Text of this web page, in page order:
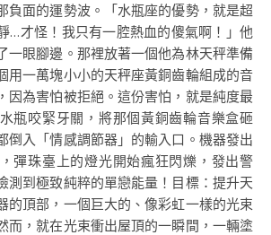
負面的運勢波。「水瓶座的優勢，就是超
…才怪！我只有一腔熱血的傻氣啊！」他
一眼腳邊。那裡放著一個他為林天秤準備
用一萬塊小小的天秤座黃銅齒輪組成的音
因為害怕被拒絕。這份害怕，就是純度最
瓶咬緊牙關，將那個黃銅齒輪音樂盒砸
倒入「情感調節器」的輸入口。機器發出
彈珠臺上的燈光開始瘋狂閃爍，發出警
測到極致純粹的單戀能量！目標：提升天
的頂部，一個巨大的、像彩虹一樣的光束
而，就在光束衝出屋頂的一瞬間，一輛塗